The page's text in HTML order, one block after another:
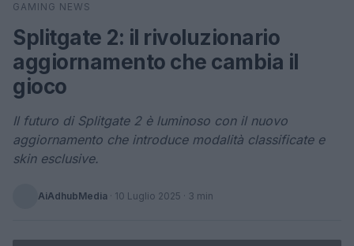
Cerca
GAMING NEWS
Splitgate 2: il rivoluzionario
aggiornamento che cambia il
gioco
Il futuro di Splitgate 2 è luminoso con il nuovo
aggiornamento che introduce modalità classificate e
skin esclusive.
AiAdhubMedia · 10 Luglio 2025 · 3 min